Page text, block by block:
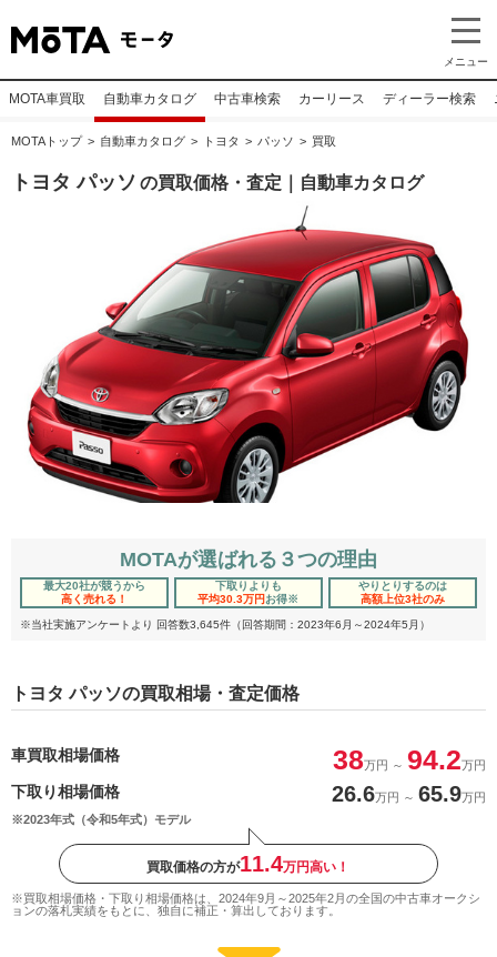
メニュー
MOTA車買取 自動車カタログ 中古車検索 カーリース ディーラー検索
MOTAトップ 自動車カタログ トヨタ パッソ 買取
トヨタ パッソ の買取価格・査定｜自動車カタログ
MOTAが選ばれる３つの理由
最大20社が競うから
高く売れる！
下取りよりも
平均30.3万円お得※
やりとりするのは
高額上位3社のみ
※当社実施アンケートより 回答数3,645件（回答期間：2023年6月～2024年5月）
トヨタ パッソの買取相場・査定価格
車買取相場価格 38万円 ～ 94.2万円
下取り相場価格 26.6万円 ～ 65.9万円
※2023年式（令和5年式）モデル
買取価格の方が11.4万円高い！
※買取相場価格・下取り相場価格は、2024年9月～2025年2月の全国の中古車オークシ
ョンの落札実績をもとに、独自に補正・算出しております。